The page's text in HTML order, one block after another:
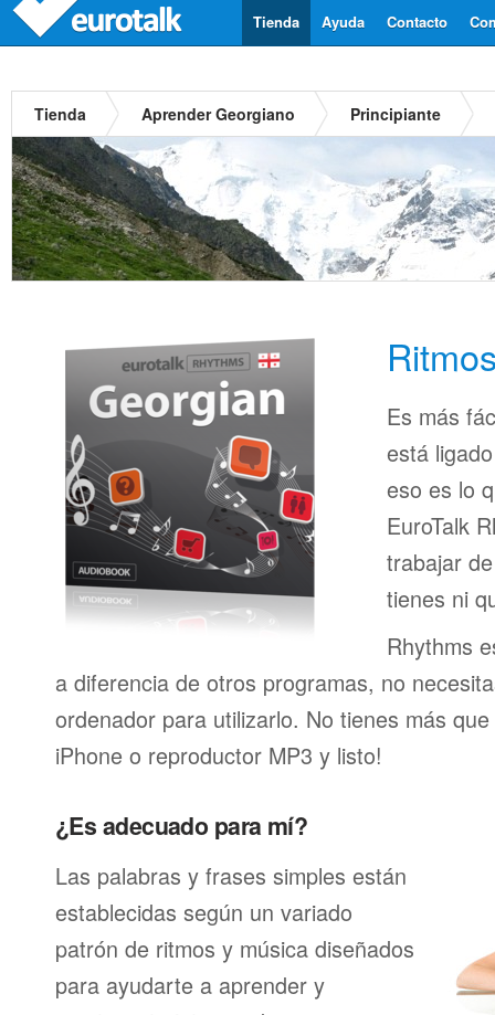
Contacto
Ayuda
Tienda
Tienda Aprender Georgiano Principiante
Es más
está
eso es lo
EuroTalk
trabajar
tienes ni
Rhythms
a diferencia de otros programas, no
ordenador para utilizarlo. No tienes más
iPhone o reproductor MP3 y listo!
¿Es adecuado para mí?
Las palabras y frases simples están
establecidas según un variado
patrón de ritmos y música diseñados
para ayudarte a aprender y